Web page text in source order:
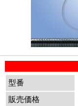
型番
販売価格